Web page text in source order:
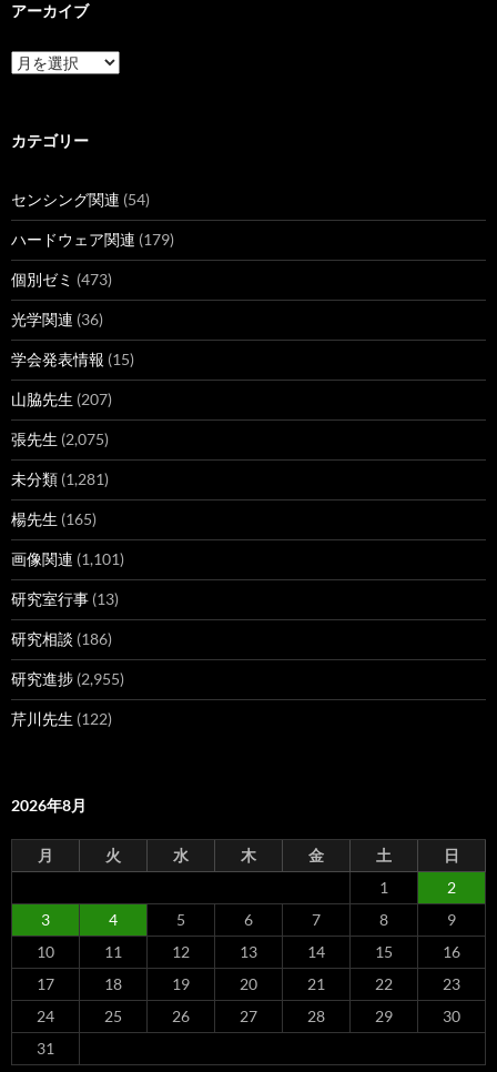
アーカイブ
ア
ー
ブ
カテゴリー
センシング関連 (54)
ハードウェア関連 (179)
個別ゼミ (473)
光学関連 (36)
学会発表情報 (15)
山脇先生 (207)
張先生 (2,075)
未分類 (1,281)
楊先生 (165)
画像関連 (1,101)
研究室行事 (13)
研究相談 (186)
研究進捗 (2,955)
芹川先生 (122)
2026年8月
月 火 水 木 金 土
日
1
2
3
4 5 6 7 8
9
10
11 12 13 14 15
16
17
18 19 20 21 22
23
24
25 26 27 28 29
30
31